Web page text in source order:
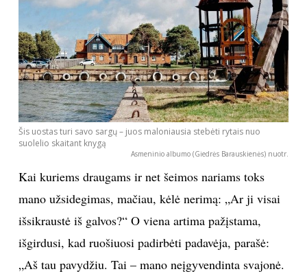
PRENUMERUOK
NAUJIENLAIŠKĮ
Prenumeruodami portalą,
Jūs sutinkate su
Šis uostas turi savo sargų – juos maloniausia stebėti rytais nuo
suolelio skaitant knygą
Asmeninio albumo (Giedrės Barauskienės) nuotr.
Kai kuriems draugams ir net šeimos nariams toks
mano užsidegimas, mačiau, kėlė nerimą: „Ar ji visai
išsikraustė iš galvos?“ O viena artima pažįstama,
išgirdusi, kad ruošiuosi padirbėti padavėja, parašė:
„Aš tau pavydžiu. Tai – mano neįgyvendinta svajonė.